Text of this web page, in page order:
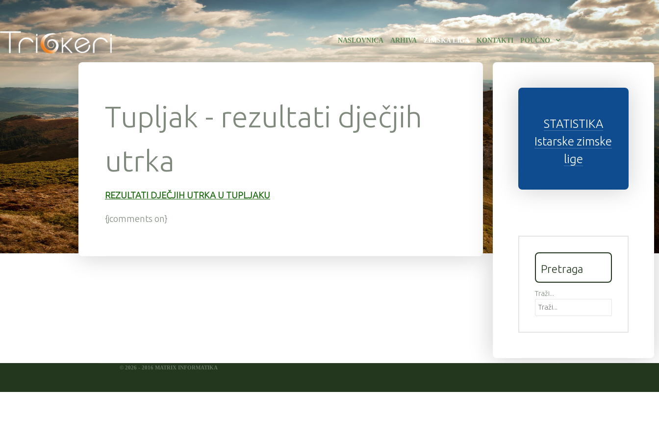
NASLOVNICA ARHIVA ZIMSKA LIGA KONTAKTI POUČNO
Tupljak - rezultati dječjih
utrka
REZULTATI DJEČJIH UTRKA U TUPLJAKU
{jcomments on}
STATISTIKA
Istarske zimske
lige
Pretraga
Traži...
© 2026 - 2016 MATRIX INFORMATIKA